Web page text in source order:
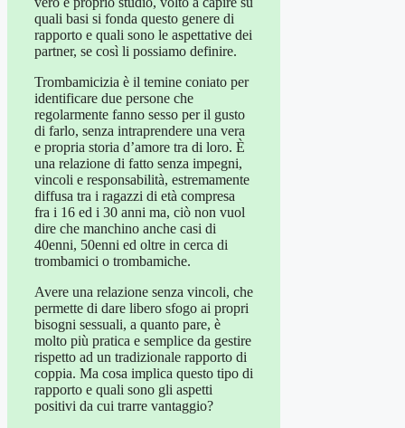
quali basi si fonda questo genere di
rapporto e quali sono le aspettative dei
partner, se così li possiamo definire.
Trombamicizia è il temine coniato per
identificare due persone che
regolarmente fanno sesso per il gusto
di farlo, senza intraprendere una vera
e propria storia d’amore tra di loro. È
una relazione di fatto senza impegni,
vincoli e responsabilità, estremamente
diffusa tra i ragazzi di età compresa
fra i 16 ed i 30 anni ma, ciò non vuol
dire che manchino anche casi di
40enni, 50enni ed oltre in cerca di
trombamici o trombamiche.
Avere una relazione senza vincoli, che
permette di dare libero sfogo ai propri
bisogni sessuali, a quanto pare, è
molto più pratica e semplice da gestire
rispetto ad un tradizionale rapporto di
coppia. Ma cosa implica questo tipo di
rapporto e quali sono gli aspetti
positivi da cui trarre vantaggio?